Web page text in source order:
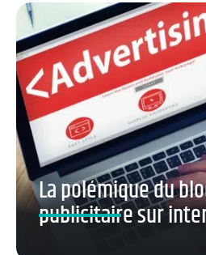
La polémique du
publicitaire sur